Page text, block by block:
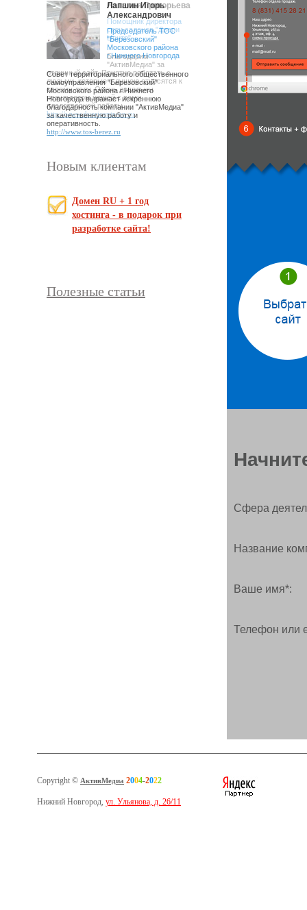
Наталья Григорьева
Помощник директора
сети салонов "Двери
Центр"
Благодарим
"АктивМедиа" за
отличный сайт. Приятно работать с
людьми, которые с душою относятся к
своему делу. Очень довольны
результатом нашей с вами
плодотворной работы.
http://www.dvericentr-nn.ru
Лапшин Игорь
Александрович
Председатель ТОС
"Березовский"
Московского района
г.Нижнего Новгорода
Совет территориального общественного
самоуправления "Березовский"
Московского района г.Нижнего
Новгорода выражает искреннюю
благодарность компании "АктивМедиа"
за качественную работу и
оперативность.
http://www.tos-berez.ru
Новым клиентам
Домен RU + 1 год
хостинга - в подарок при
разработке сайта!
Полезные статьи
Сфера
Название
Ваше имя*:
Телефон или
Copyright © АктивМедиа 2004-2022
Нижний Новгород, ул. Ульянова, д. 26/11